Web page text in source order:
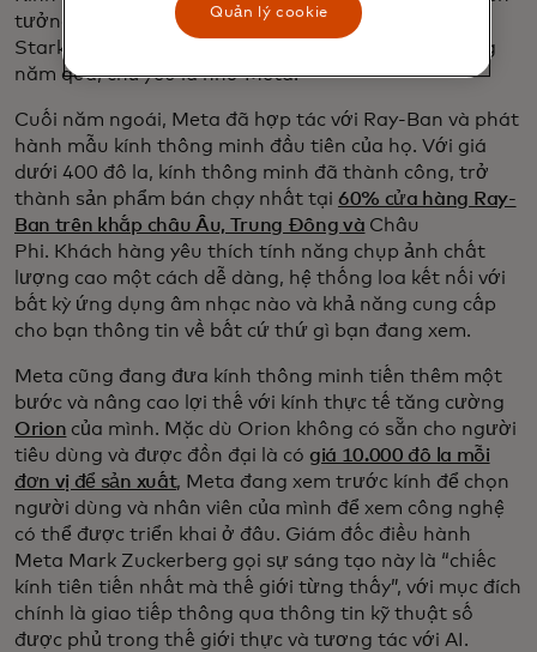
tưởng đến tương lai và có thể là Iron Man của Tony
Stark thành một mặt hàng được bán rộng rãi trong
năm qua, chủ yếu là nhờ Meta.
Cuối năm ngoái, Meta đã hợp tác với Ray-Ban và phát
hành mẫu kính thông minh đầu tiên của họ. Với giá
dưới 400 đô la, kính thông minh đã thành công, trở
thành sản phẩm bán chạy nhất tại 60% cửa hàng Ray-
Ban trên khắp châu Âu, Trung Đông và Châu
Phi. Khách hàng yêu thích tính năng chụp ảnh chất
lượng cao một cách dễ dàng, hệ thống loa kết nối với
bất kỳ ứng dụng âm nhạc nào và khả năng cung cấp
cho bạn thông tin về bất cứ thứ gì bạn đang xem.
Meta cũng đang đưa kính thông minh tiến thêm một
bước và nâng cao lợi thế với kính thực tế tăng cường
Orion của mình. Mặc dù Orion không có sẵn cho người
tiêu dùng và được đồn đại là có giá 10.000 đô la mỗi
đơn vị để sản xuất, Meta đang xem trước kính để chọn
người dùng và nhân viên của mình để xem công nghệ
có thể được triển khai ở đâu. Giám đốc điều hành
Meta Mark Zuckerberg gọi sự sáng tạo này là “chiếc
kính tiên tiến nhất mà thế giới từng thấy”, với mục đích
chính là giao tiếp thông qua thông tin kỹ thuật số
được phủ trong thế giới thực và tương tác với AI.
Quản lý cookie